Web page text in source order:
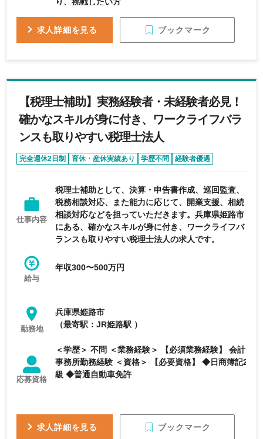
求人詳細を見る ブックマーク
【税理士補助】実務経験者・未経験者必見！
確かなスキルが身に付き、ワークライフバラ
ンスも取りやすい税理士法人
完全週休2日制 育休・産休実績あり 学歴不問
経験者優遇
エージェントおすすめ求人
仕事内容
税理士補助として、決算・申告書作成、巡回監査、
税務相談対応、また能力に応じて、開業支援、相続
相談対応などを担っていただきます。兵庫県姫路市
にある、確かなスキルが身に付き、ワークライフバ
ランスも取りやすい税理士法人の求人です。
給与
年収300〜500万円
勤務地
兵庫県姫路市
（最寄駅：JR姫路駅 ）
応募資格
＜学歴＞ 不問 ＜業務経験＞ 【必須業務経験】 会計
事務所勤務経験 ＜資格＞ 【必要資格】 ◆日商簿記2
級 ◆普通自動車免許
求人詳細を見る ブックマーク